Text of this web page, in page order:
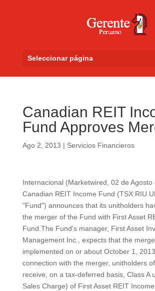
Seleccionar página
Canadian REIT
Fund Approves
Ago 2, 2013 | Servicios Financieros
Internacional (Marketwired, 02 de Agosto
Canadian REIT Income Fund
"Fund") announces that its unitholders
the merger of the Fund with First Asset
Fund.The Fund's manager, First Asset
Management Inc., expects that the
implemented on or about October 1,
connection with the merger, unitholders
receive, on a tax-deferred basis, Class A
Sales Charge) of First Asset REIT Income